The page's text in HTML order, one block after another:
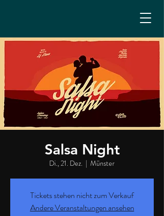
Salsa Night
Di., 21. Dez.
  |
Münster
Tickets stehen nicht zum Verkauf
Andere Veranstaltungen ansehen